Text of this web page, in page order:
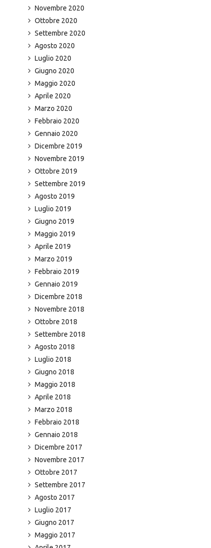
Novembre 2020
Ottobre 2020
Settembre 2020
Agosto 2020
Luglio 2020
Giugno 2020
Maggio 2020
Aprile 2020
Marzo 2020
Febbraio 2020
Gennaio 2020
Dicembre 2019
Novembre 2019
Ottobre 2019
Settembre 2019
Agosto 2019
Luglio 2019
Giugno 2019
Maggio 2019
Aprile 2019
Marzo 2019
Febbraio 2019
Gennaio 2019
Dicembre 2018
Novembre 2018
Ottobre 2018
Settembre 2018
Agosto 2018
Luglio 2018
Giugno 2018
Maggio 2018
Aprile 2018
Marzo 2018
Febbraio 2018
Gennaio 2018
Dicembre 2017
Novembre 2017
Ottobre 2017
Settembre 2017
Agosto 2017
Luglio 2017
Giugno 2017
Maggio 2017